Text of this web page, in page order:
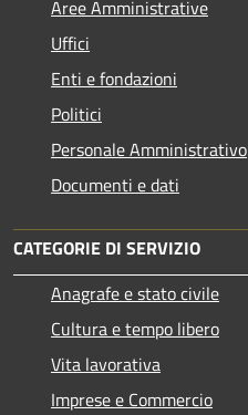
Aree Amministrative
Uffici
Enti e fondazioni
Politici
Personale Amministrativo
Documenti e dati
CATEGORIE DI SERVIZIO
Anagrafe e stato civile
Cultura e tempo libero
Vita lavorativa
Imprese e Commercio